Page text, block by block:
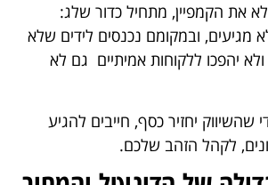
את הקמפיין, מתחיל כדור שלג:
מגיעים, ובמקומם נכנסים לידים שלא
ולא יהפכו ללקוחות אמיתיים גם לא
שהשיווק יחזיר כסף, חייבים להגיע
לקהל הזהב שלכם.